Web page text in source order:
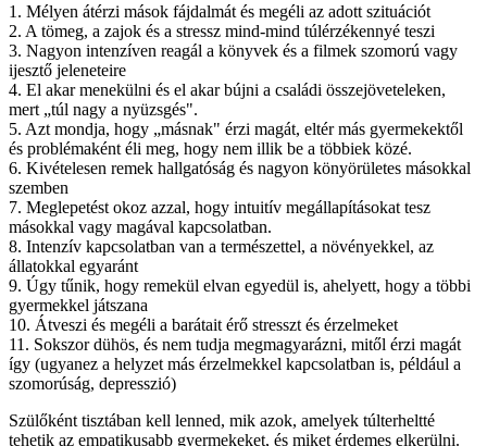
1. Mélyen átérzi mások fájdalmát és megéli az adott szituációt
2. A tömeg, a zajok és a stressz mind-mind túlérzékennyé teszi
3. Nagyon intenzíven reagál a könyvek és a filmek szomorú vagy
ijesztő jeleneteire
4. El akar menekülni és el akar bújni a családi összejöveteleken,
mert „túl nagy a nyüzsgés".
5. Azt mondja, hogy „másnak" érzi magát, eltér más gyermekektől
és problémaként éli meg, hogy nem illik be a többiek közé.
6. Kivételesen remek hallgatóság és nagyon könyörületes másokkal
szemben
7. Meglepetést okoz azzal, hogy intuitív megállapításokat tesz
másokkal vagy magával kapcsolatban.
8. Intenzív kapcsolatban van a természettel, a növényekkel, az
állatokkal egyaránt
9. Úgy tűnik, hogy remekül elvan egyedül is, ahelyett, hogy a többi
gyermekkel játszana
10. Átveszi és megéli a barátait érő stresszt és érzelmeket
11. Sokszor dühös, és nem tudja megmagyarázni, mitől érzi magát
így (ugyanez a helyzet más érzelmekkel kapcsolatban is, például a
szomorúság, depresszió)
Szülőként tisztában kell lenned, mik azok, amelyek túlterheltté
tehetik az empatikusabb gyermekeket, és miket érdemes elkerülni.